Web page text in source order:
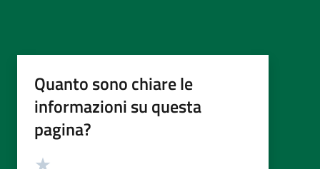
Quanto sono chiare le
informazioni su questa
pagina?
Valutazione